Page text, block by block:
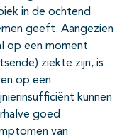
in de ochtend
geeft. Aangezien
op een moment
ziekte zijn, is
op een
kunnen
goed
van